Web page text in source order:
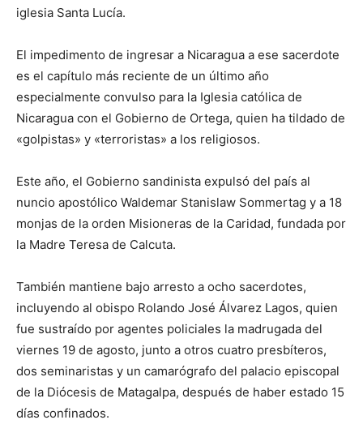
iglesia Santa Lucía.
El impedimento de ingresar a Nicaragua a ese sacerdote
es el capítulo más reciente de un último año
especialmente convulso para la Iglesia católica de
Nicaragua con el Gobierno de Ortega, quien ha tildado de
«golpistas» y «terroristas» a los religiosos.
Este año, el Gobierno sandinista expulsó del país al
nuncio apostólico Waldemar Stanislaw Sommertag y a 18
monjas de la orden Misioneras de la Caridad, fundada por
la Madre Teresa de Calcuta.
También mantiene bajo arresto a ocho sacerdotes,
incluyendo al obispo Rolando José Álvarez Lagos, quien
fue sustraído por agentes policiales la madrugada del
viernes 19 de agosto, junto a otros cuatro presbíteros,
dos seminaristas y un camarógrafo del palacio episcopal
de la Diócesis de Matagalpa, después de haber estado 15
días confinados.